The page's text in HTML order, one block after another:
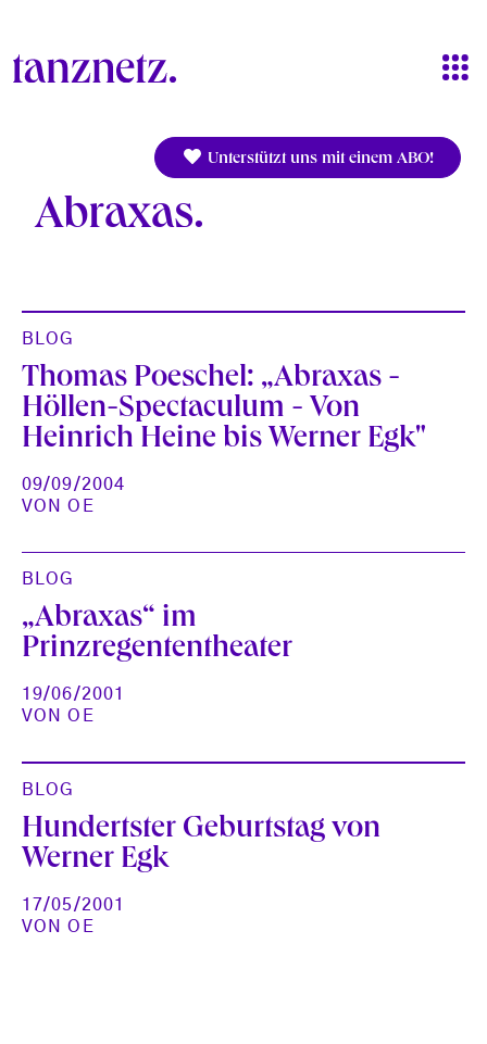
Unterstützt uns mit einem ABO!
Abraxas
BLOG
Thomas Poeschel: „Abraxas -
Höllen-Spectaculum - Von
Heinrich Heine bis Werner Egk"
09/09/2004
VONOE
BLOG
„Abraxas“ im
Prinzregententheater
19/06/2001
VONOE
BLOG
Hundertster Geburtstag von
Werner Egk
17/05/2001
VONOE